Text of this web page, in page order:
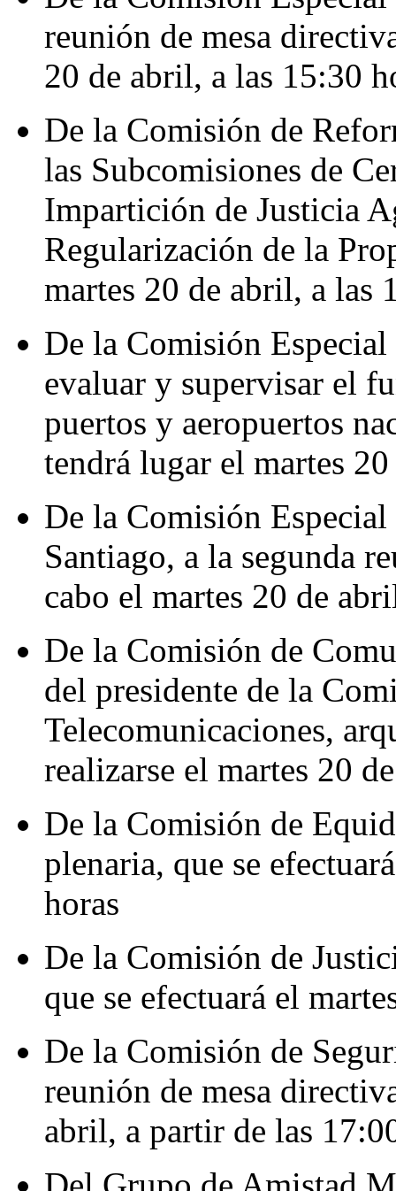
reunión de mesa
20 de abril, a las 15:30
De la Comisión de
las Subcomisiones de
Impartición de Justicia
Regularización de la
martes 20 de abril, a las
De la Comisión Especial
evaluar y supervisar el
puertos y aeropuertos
tendrá lugar el martes
De la Comisión
Santiago, a la segunda
cabo el martes 20 de
De la Comisión de
del presidente de la
Telecomunicaciones,
realizarse el martes 20
De la Comisión de
plenaria, que se
horas
De la Comisión de
que se efectuará el
De la Comisión de
reunión de mesa
abril, a partir de las